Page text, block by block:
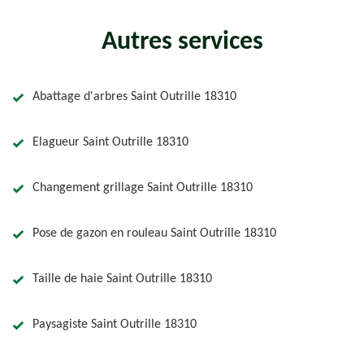
Autres services
Abattage d'arbres Saint Outrille 18310
Elagueur Saint Outrille 18310
Changement grillage Saint Outrille 18310
Pose de gazon en rouleau Saint Outrille 18310
Taille de haie Saint Outrille 18310
Paysagiste Saint Outrille 18310